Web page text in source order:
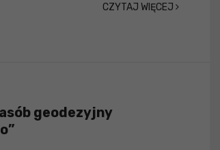
CZYTAJ WIĘCEJ
geodezyjny